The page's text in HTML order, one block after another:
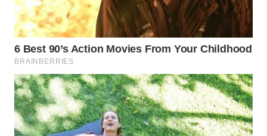
WAHANA
HEALTH
WAHANA
DESA
WISATA
LAPAK
WAHANA